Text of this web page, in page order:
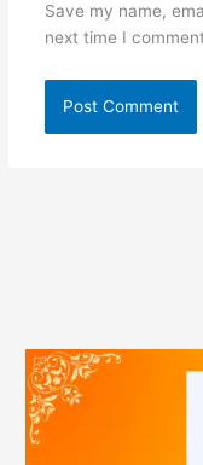
Save my name,
next time I